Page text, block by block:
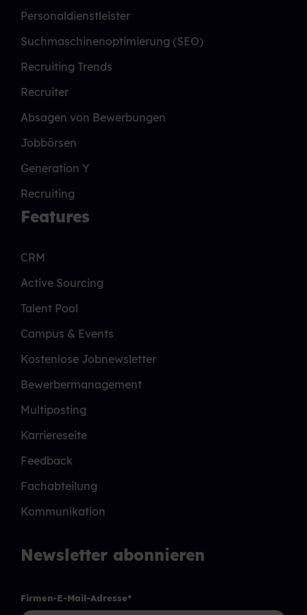
Personaldienstleister
Suchmaschinenoptimierung (SEO)
Recruiting Trends
Recruiter
Absagen von Bewerbungen
Jobbörsen
Generation Y
Recruiting
Features
CRM
Active Sourcing
Talent Pool
Campus & Events
Kostenlose Jobnewsletter
Bewerbermanagement
Multiposting
Karriereseite
Feedback
Fachabteilung
Kommunikation
Newsletter abonnieren
Firmen-E-Mail-Adresse*